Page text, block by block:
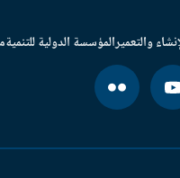
والتعميرالمؤسسة الدولية للتنمية